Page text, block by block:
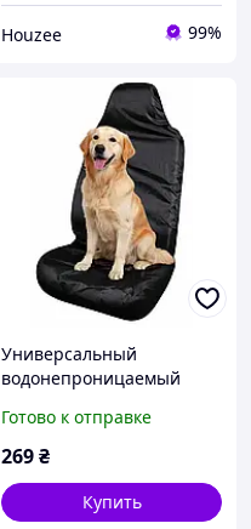
Houzee 99%
Универсальный
водонепроницаемый
автомобильное сиденье
для перевозки собак
Готово к отправке
269₴
Купить